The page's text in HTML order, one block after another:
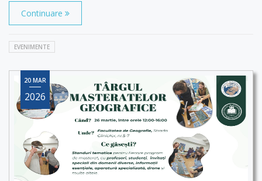
Continuare
EVENIMENTE
20 MAR
2026